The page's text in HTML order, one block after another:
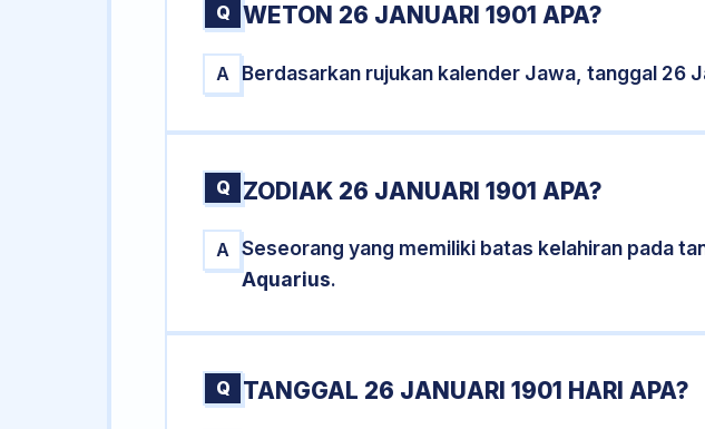
Q WETON 26 JANUARI 1901 APA?
A Berdasarkan rujukan kalender Jawa, tanggal 26
Q ZODIAK 26 JANUARI 1901 APA?
A Seseorang yang memiliki batas kelahiran pada
Aquarius.
Q TANGGAL 26 JANUARI 1901 HARI APA?